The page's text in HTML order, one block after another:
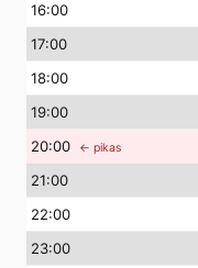
16:00
17:00
18:00
19:00
20:00 ← pikas
21:00
22:00
23:00